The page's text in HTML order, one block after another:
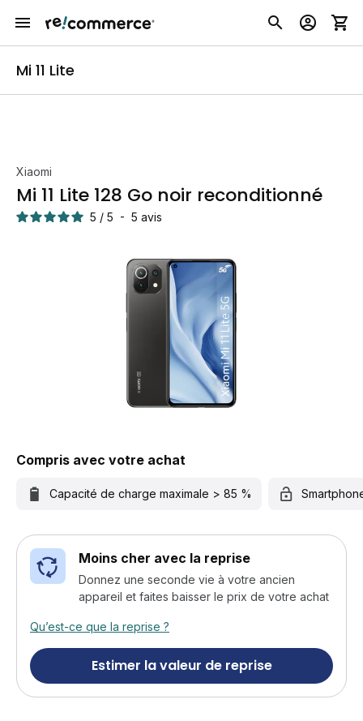
Mi 11 Lite
Xiaomi
Mi 11 Lite 128 Go noir reconditionné
5 / 5 - 5 avis
Compris avec votre achat
Capacité de charge maximale > 85 %
Moins cher avec la reprise
Donnez une seconde vie à votre ancien
appareil et faites baisser le prix de votre achat
Qu’est-ce que la reprise ?
Estimer la valeur de reprise